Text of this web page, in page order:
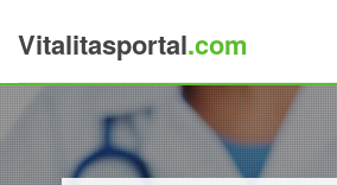
Vitalitasportal.com
×